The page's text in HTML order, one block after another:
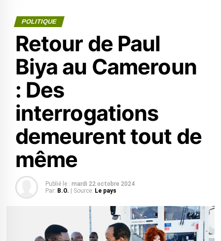
POLITIQUE
Retour de Paul
Biya au Cameroun
: Des
interrogations
demeurent tout de
même
Publié le : mardi 22 octobre 2024
Par: B.O. | Source: Le pays